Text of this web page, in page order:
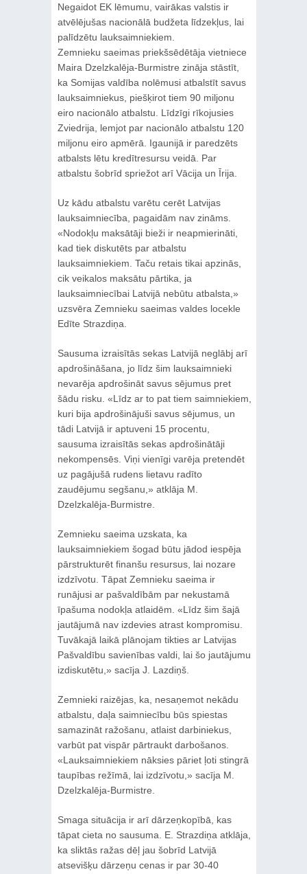
Negaidot EK lēmumu, vairākas valstis ir
atvēlējušas nacionālā budžeta līdzekļus, lai
palīdzētu lauksaimniekiem.
Zemnieku saeimas priekšsēdētāja vietniece
Maira Dzelzkalēja-Burmistre zināja stāstīt,
ka Somijas valdība nolēmusi atbalstīt savus
lauksaimniekus, piešķirot tiem 90 miljonu
eiro nacionālo atbalstu. Līdzīgi rīkojusies
Zviedrija, lemjot par nacionālo atbalstu 120
miljonu eiro apmērā. Igaunijā ir paredzēts
atbalsts lētu kredītresursu veidā. Par
atbalstu šobrīd spriežot arī Vācija un Īrija.
Uz kādu atbalstu varētu cerēt Latvijas
lauksaimniecība, pagaidām nav zināms.
«Nodokļu maksātāji bieži ir neapmierināti,
kad tiek diskutēts par atbalstu
lauksaimniekiem. Taču retais tikai apzinās,
cik veikalos maksātu pārtika, ja
lauksaimniecībai Latvijā nebūtu atbalsta,»
uzsvēra Zemnieku saeimas valdes locekle
Edīte Strazdiņa.
Sausuma izraisītās sekas Latvijā neglābj arī
apdrošināšana, jo līdz šim lauksaimnieki
nevarēja apdrošināt savus sējumus pret
šādu risku. «Līdz ar to pat tiem saimniekiem,
kuri bija apdrošinājuši savus sējumus, un
tādi Latvijā ir aptuveni 15 procentu,
sausuma izraisītās sekas apdrošinātāji
nekompensēs. Viņi vienīgi varēja pretendēt
uz pagājušā rudens lietavu radīto
zaudējumu segšanu,» atklāja M.
Dzelzkalēja-Burmistre.
Zemnieku saeima uzskata, ka
lauksaimniekiem šogad būtu jādod iespēja
pārstrukturēt finanšu resursus, lai nozare
izdzīvotu. Tāpat Zemnieku saeima ir
runājusi ar pašvaldībām par nekustamā
īpašuma nodokļa atlaidēm. «Līdz šim šajā
jautājumā nav izdevies atrast kompromisu.
Tuvākajā laikā plānojam tikties ar Latvijas
Pašvaldību savienības valdi, lai šo jautājumu
izdiskutētu,» sacīja J. Lazdiņš.
Zemnieki raizējas, ka, nesaņemot nekādu
atbalstu, daļa saimniecību būs spiestas
samazināt ražošanu, atlaist darbiniekus,
varbūt pat vispār pārtraukt darbošanos.
«Lauksaimniekiem nāksies pāriet ļoti stingrā
taupības režīmā, lai izdzīvotu,» sacīja M.
Dzelzkalēja-Burmistre.
Smaga situācija ir arī dārzeņkopībā, kas
tāpat cieta no sausuma. E. Strazdiņa atklāja,
ka sliktās ražas dēļ jau šobrīd Latvijā
atsevišķu dārzeņu cenas ir par 30-40